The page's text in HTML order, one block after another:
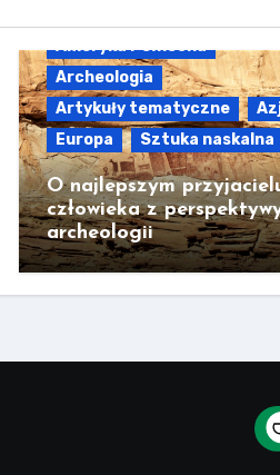
Ameryka Północna
Archeologia
Artykuły tematyczne
Europa
Sztuka naskalna
O najlepszym
człowieka z
archeologii